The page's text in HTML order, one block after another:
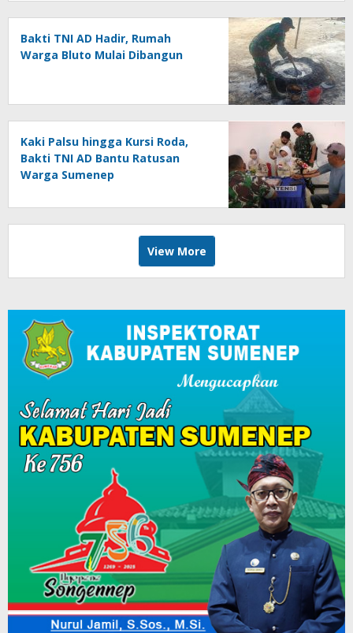
Bakti TNI AD Hadir, Rumah
Warga Bluto Mulai Dibangun
Kaki Palsu hingga Kursi Roda,
Bakti TNI AD Bantu Ratusan
Warga Sumenep
View More